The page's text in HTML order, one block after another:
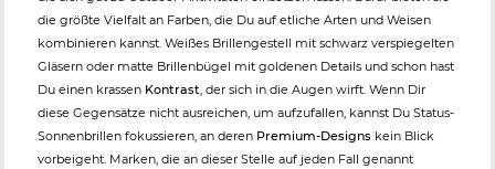
die größte Vielfalt an Farben, die Du auf etliche Arten und Weisen
kombinieren kannst. Weißes Brillengestell mit schwarz verspiegelten
Gläsern oder matte Brillenbügel mit goldenen Details und schon hast
Du einen krassen Kontrast, der sich in die Augen wirft. Wenn Dir
diese Gegensätze nicht ausreichen, um aufzufallen, kannst Du Status-
Sonnenbrillen fokussieren, an deren Premium-Designs kein Blick
vorbeigeht. Marken, die an dieser Stelle auf jeden Fall genannt